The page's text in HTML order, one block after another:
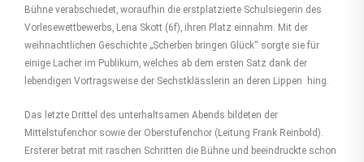
Bühne verabschiedet, woraufhin die erstplatzierte Schulsiegerin des
Vorlesewettbewerbs, Lena Skott (6f), ihren Platz einnahm. Mit der
weihnachtlichen Geschichte „Scherben bringen Glück“ sorgte sie für
einige Lacher im Publikum, welches ab dem ersten Satz dank der
lebendigen Vortragsweise der Sechstklässlerin an deren Lippen hing.
Das letzte Drittel des unterhaltsamen Abends bildeten der
Mittelstufenchor sowie der Oberstufenchor (Leitung Frank Reinbold).
Ersterer betrat mit raschen Schritten die Bühne und beeindruckte schon